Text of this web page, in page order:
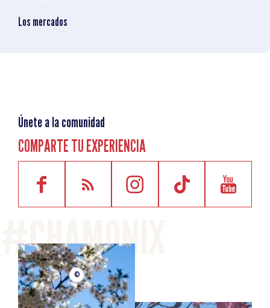
Los mercados
Únete a la comunidad
COMPARTE TU EXPERIENCIA
©